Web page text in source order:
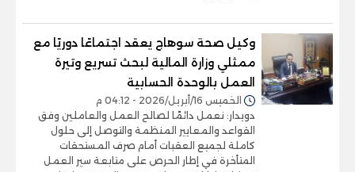
وكيل صحة سوهاج يعقد اجتماعًا دوريًا مع
ممثلي وزارة المالية لبحث تسريع وتيرة
العمل بالوحدة الحسابية
الخميس 16/أبريل/2026 - 04:12 م
دويدار: نعمل دائمًا لصالح العمل والعاملين وفق
القواعد والمعايير المنظمة والتوصل إلى حلول
كاملة لجميع العقبات أمام صرف المستحقات
المتأخرة في إطار الحرص على متابعة سير العمل